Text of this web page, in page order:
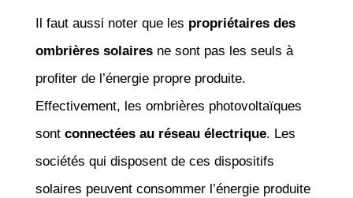
Il faut aussi noter que les propriétaires des
ombrières solairesne sont pas les seuls à
profiter de l’énergie propre produite.
Effectivement, les ombrières photovoltaïques
sont connectées au réseau électrique. Les
sociétés qui disposent de ces dispositifs
solaires peuvent consommer l’énergie produite